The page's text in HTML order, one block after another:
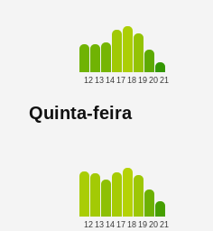
12 13 14 17 18 19 20 21
Quinta-feira
12 13 14 17 18 19 20 21